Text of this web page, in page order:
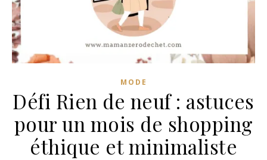
MODE
Défi Rien de neuf : astuces
pour un mois de shopping
éthique et minimaliste